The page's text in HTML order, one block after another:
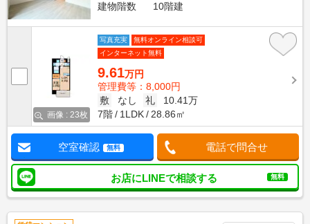
建物階数
10階建
画像 : 23枚
写真充実
無料オンライン相談可
インターネット無料
9.61万円
管理費等：8,000円
敷
なし 礼
10.41万
7階
1LDK 28.86㎡
空室確認 無料 電話で問合せ
お店にLINEで相談する 無料